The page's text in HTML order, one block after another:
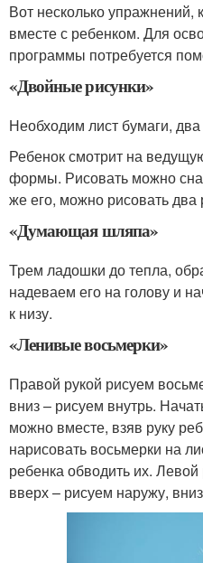
Вот несколько упражнений,
вместе с ребенком. Для
программы потребуется
«Двойные рисунки»
Необходим лист бумаги,
Ребенок смотрит на
формы. Рисовать можно
же его, можно рисовать
«Думающая шляпа»
Трем ладошки до тепла,
надеваем его на голову и
к низу.
«Ленивые восьмерки»
Правой рукой рисуем
вниз – рисуем внутрь.
можно вместе, взяв руку
нарисовать восьмерки на
ребенка обводить их.
вверх – рисуем наружу,